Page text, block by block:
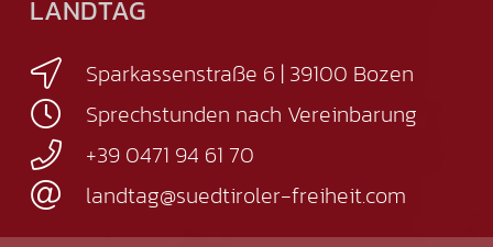
LANDTAG
Sparkassenstraße 6 | 39100 Bozen
Sprechstunden nach Vereinbarung
+39 0471 94 61 70
landtag@suedtiroler-freiheit.com